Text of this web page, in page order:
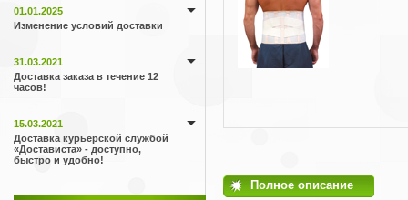
Полное описание
01.01.2025
Изменение условий доставки
31.03.2021
Доставка заказа в течение 12
часов!
15.03.2021
Доставка курьерской службой
«Достависта» - доступно,
быстро и удобно!